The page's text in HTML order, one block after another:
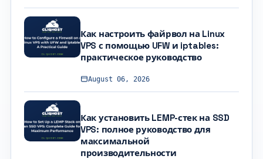
Как настроить файрвол на Linux
VPS с помощью UFW и iptables:
практическое руководство
August 06, 2026
Как установить LEMP-стек на SSD
VPS: полное руководство для
максимальной
производительности